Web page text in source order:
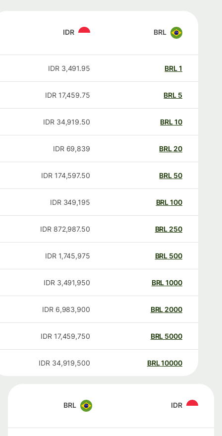
BRL
IDR
BRL
3,491.95
IDR
BRL
17,459.75
IDR
BRL
34,919.50
IDR
20
BRL
69,839
IDR
50
BRL
174,597.50
IDR
100
BRL
349,195
IDR
250
BRL
872,987.50
IDR
500
BRL
1,745,975
IDR
1000
BRL
3,491,950
IDR
2000
BRL
6,983,900
IDR
5000
BRL
17,459,750
IDR
10000
BRL
34,919,500
IDR
IDR
BRL